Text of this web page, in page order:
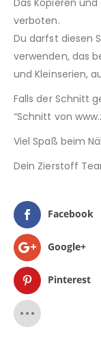
Das Kopieren
verboten.
Du darfst diesen
verwenden, das
und Kleinserien,
Falls der Schnitt
“Schnitt von
Viel Spaß beim
Dein Zierstoff
Facebook
Google+
Pinterest